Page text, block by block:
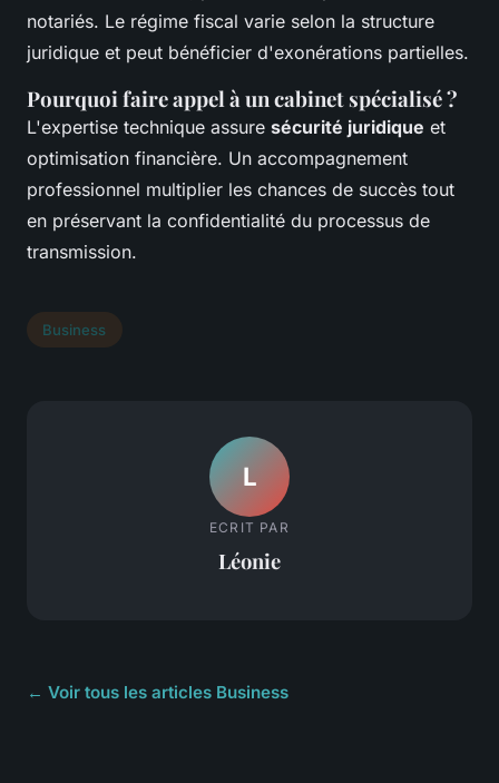
notariés. Le régime fiscal varie selon la structure
juridique et peut bénéficier d'exonérations partielles.
Pourquoi faire appel à un cabinet spécialisé ?
L'expertise technique assure sécurité juridique et
optimisation financière. Un accompagnement
professionnel multiplier les chances de succès tout
en préservant la confidentialité du processus de
transmission.
Business
L
ECRIT PAR
Léonie
← Voir tous les articles Business